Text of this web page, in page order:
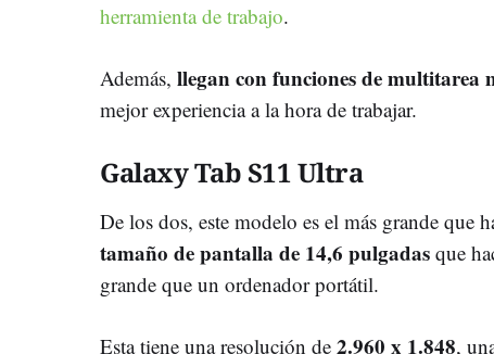
herramienta de trabajo.
Además, llegan con funciones de multitarea
mejor experiencia a la hora de trabajar.
Galaxy Tab S11 Ultra
De los dos, este modelo es el más grande que
tamaño de pantalla de 14,6 pulgadas que
grande que un ordenador portátil.
Esta tiene una resolución de 2.960 x 1.848,